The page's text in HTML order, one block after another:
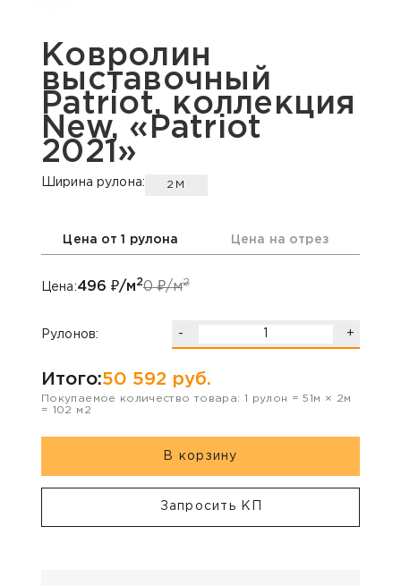
Ковролин
выставочный
Patriot, коллекция
New, «Patriot
2021»
Ширина рулона: 2М
Цена от 1 рулона Цена на отрез
Цена:496 ₽/м20₽/м2
Рулонов: - +
Итого:50 592 руб.
Покупаемое количество товара: 1 рулон =51 м × 2м
= 102 м2
В корзину
Запросить КП